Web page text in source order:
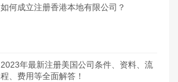
如何成立注册香港本地有限公司？
2023年最新注册美国公司条件、资料、流
程、费用等全面解答！